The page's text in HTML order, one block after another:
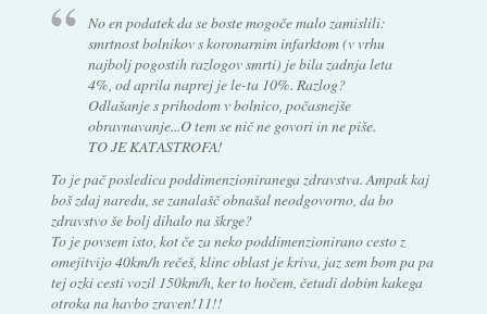
No en podatek da se boste mogoče malo zamislili:
smrtnost bolnikov s koronarnim infarktom (v vrhu
najbolj pogostih razlogov smrti) je bila zadnja leta
4%, od aprila naprej je le-ta 10%. Razlog?
Odlašanje s prihodom v bolnico, počasnejše
obravnavanje...O tem se nič ne govori in ne piše.
TO JE KATASTROFA!
To je pač posledica poddimenzioniranega zdravstva. Ampak kaj
boš zdaj naredu, se zanalašč obnašal neodgovorno, da bo
zdravstvo še bolj dihalo na škrge?
To je povsem isto, kot če za neko poddimenzionirano cesto z
omejitvijo 40km/h rečeš, klinc oblast je kriva, jaz sem bom pa pa
tej ozki cesti vozil 150km/h, ker to hočem, četudi dobim kakega
otroka na havbo zraven!11!!